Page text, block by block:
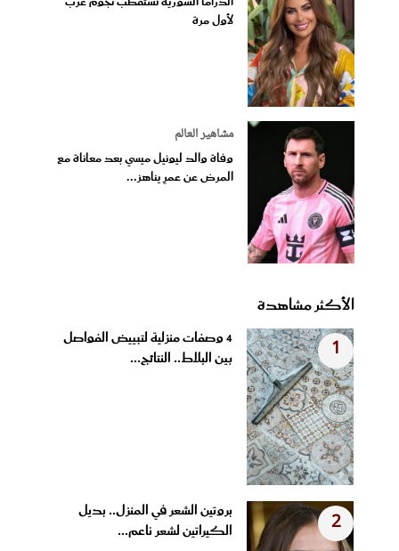
لأول مرة
مشاهير العالم
وفاة والد ليونيل ميسي بعد معاناة مع
المرض عن عمرٍ يناهز...
الأكثر مشاهدة
1
4 وصفات منزلية لتبييض الفواصل
بين البلاط.. النتائج...
2
بروتين الشعر في المنزل.. بديل
الكيراتين لشعر ناعم...